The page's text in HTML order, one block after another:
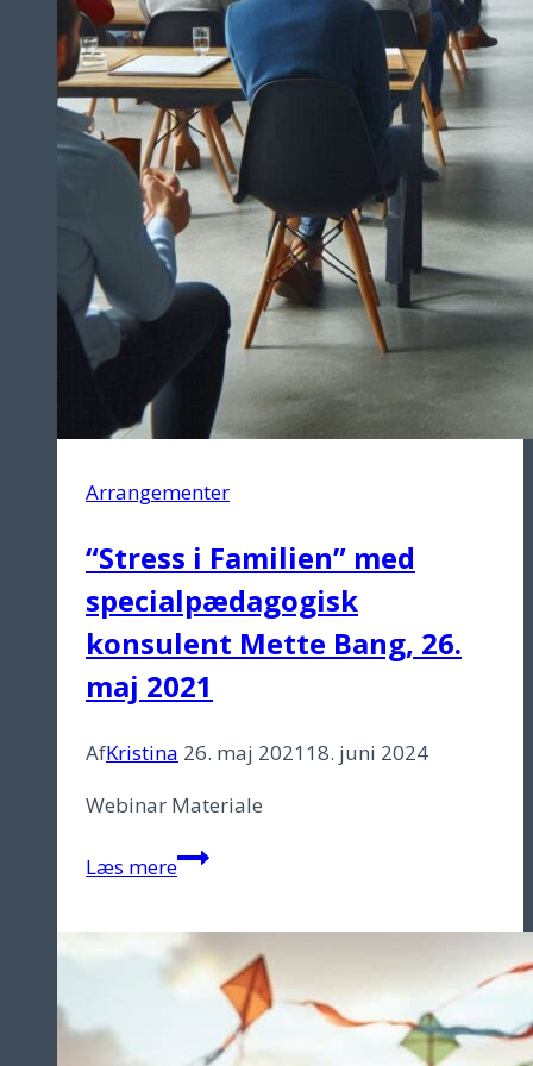
Arrangementer
“Stress i Familien” med
specialpædagogisk
konsulent Mette Bang, 26.
maj 2021
AfKristina 26. maj 202118. juni 2024
Webinar Materiale
Læs mere“Stress
med
specialpædagogisk
konsulent
Mette